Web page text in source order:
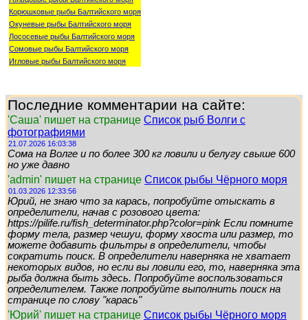
Корюшковые рыбы Балтийского моря
Окуневые рыбы Балтийского моря
Лососевые рыбы Балтийского моря
Сомовые рыбы Балтийского моря
Игловые рыбы Балтийского моря
Последние комментарии на сайте:
'Саша' пишет на странице Список рыб Волги с
фотографиями
21.07.2026 16:03:38
Сома на Волге и по более 300 кг ловили и белугу свыше 600
но уже давно
'admin' пишет на странице Список рыбы Чёрного моря
01.03.2026 12:33:56
Юрий, не знаю что за карась, попробуйте отыскать в
определители, начав с розового цвета:
https://pilife.ru/fish_determinator.php?color=pink Если помните
форму тела, размер чешуи, форму хвоста или размер, то
можете добавить фильтры в определители, чтобы
сократить поиск. В определители наверняка не хватает
некоторых видов, но если вы ловили его, то, наверняка эта
рыба должна быть здесь. Попробуйте воспользоваться
определителем. Также попробуйте выполнить поиск на
странице по слову "карась"
'Юрий' пишет на странице Список рыбы Чёрного моря